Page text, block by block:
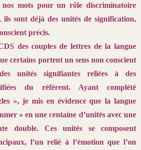
nos mots pour un rôle discriminatoire
ils sont déjà des unités de signification,
précis.
des couples de lettres de la langue
certains portent un sens non conscient
unités signifiantes reliées à des
du référent. Ayant complété
», je mis en évidence que la langue
» en une centaine d’unités avec une
double. Ces unités se composent
l’un relié à l’émotion que l’on